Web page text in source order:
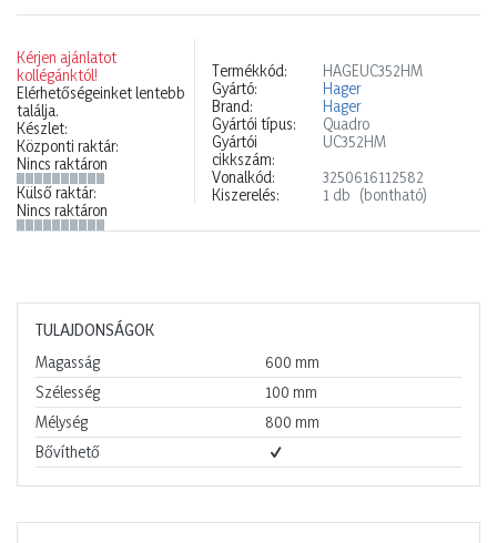
Kérjen ajánlatot
kollégánktól!
Elérhetőségeinket lentebb
találja.
Készlet:
Központi raktár:
Nincs raktáron
Külső raktár:
Nincs raktáron
Termékkód:
HAGEUC352HM
Gyártó:
Hager
Brand:
Hager
Gyártói típus:
Quadro
Gyártói
cikkszám:
UC352HM
Vonalkód:
3250616112582
Kiszerelés:
1 db (bontható)
TULAJDONSÁGOK
Magasság
600 mm
Szélesség
100 mm
Mélység
800 mm
Bővíthető